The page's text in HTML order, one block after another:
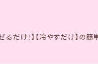
ぜるだけ！】【冷やすだけ】